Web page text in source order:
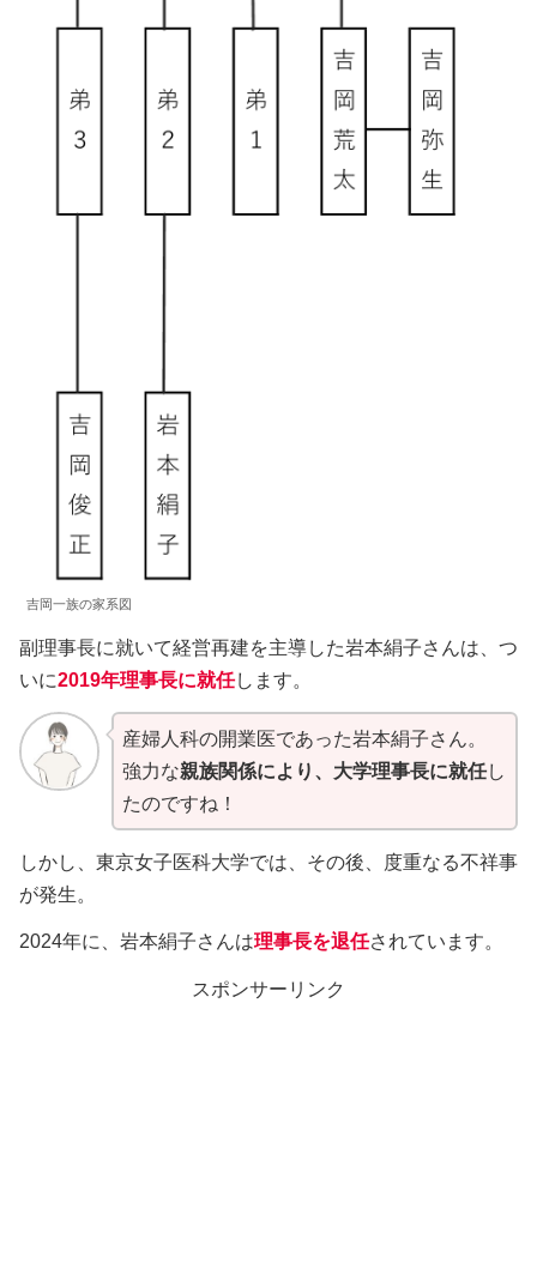
吉岡一族の家系図
副理事長に就いて経営再建を主導した岩本絹子さんは、つ
いに2019年理事長に就任します。
産婦人科の開業医であった岩本絹子さん。
強力な親族関係により、大学理事長に就任し
たのですね！
しかし、東京女子医科大学では、その後、度重なる不祥事
が発生。
2024年に、岩本絹子さんは理事長を退任されています。
スポンサーリンク